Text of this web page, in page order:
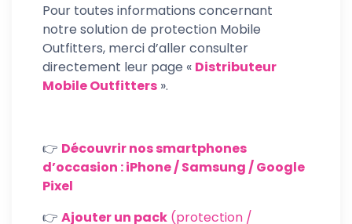
Pour toutes informations concernant
notre solution de protection Mobile
Outfitters, merci d’aller consulter
directement leur page « Distributeur
Mobile Outfitters ».
👉 Découvrir nos smartphones
d’occasion : iPhone / Samsung / Google
Pixel
👉 Ajouter un pack (protection /